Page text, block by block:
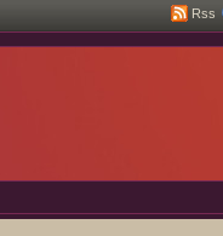
Rss